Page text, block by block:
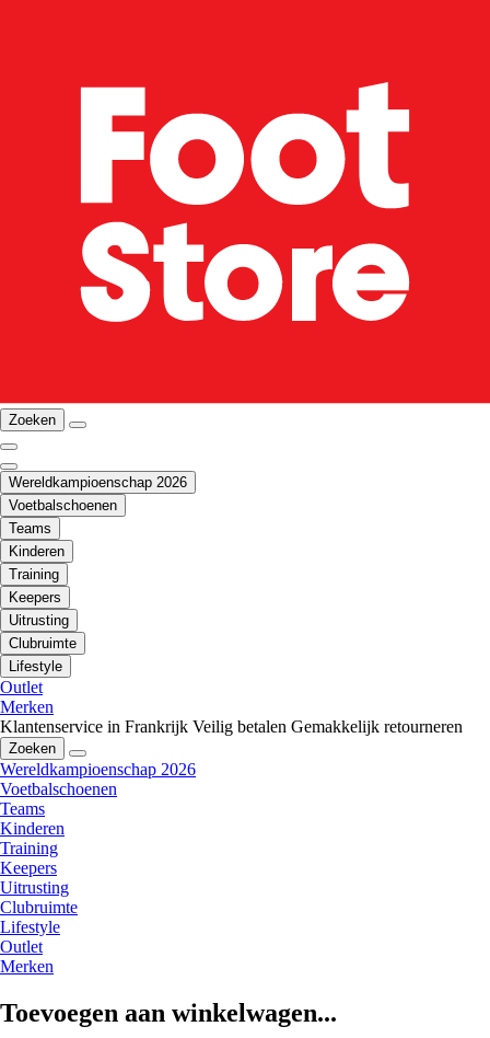
Zoeken
Wereldkampioenschap 2026
Voetbalschoenen
Teams
Kinderen
Training
Keepers
Uitrusting
Clubruimte
Lifestyle
Outlet
Merken
Klantenservice in Frankrijk Veilig betalen Gemakkelijk retourneren
Zoeken
Wereldkampioenschap 2026
Voetbalschoenen
Teams
Kinderen
Training
Keepers
Uitrusting
Clubruimte
Lifestyle
Outlet
Merken
Toevoegen aan winkelwagen...